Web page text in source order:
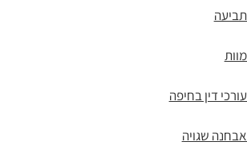
דין בחיפה
שגויה